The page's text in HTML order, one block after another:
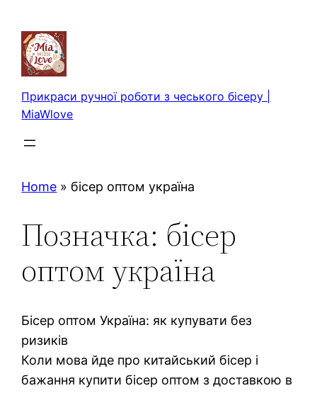
вмісту
Прикраси ручної роботи з чеського бісеру |
MiaWlove
Home » бісер оптом україна
Позначка: бісер
оптом україна
Бісер оптом Україна: як купувати без
ризиків
Коли мова йде про китайський бісер і
бажання купити бісер оптом з доставкою в